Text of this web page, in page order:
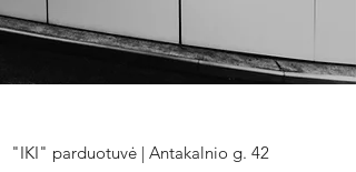
"IKI" parduotuvė | Antakalnio g. 42